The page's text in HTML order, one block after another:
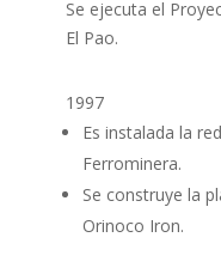
Se ejecuta el
El Pao.
1997
Es instalada la
Ferrominera.
Se construye la
Orinoco Iron.